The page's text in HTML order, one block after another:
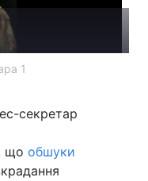
1
секретар
що обшуки